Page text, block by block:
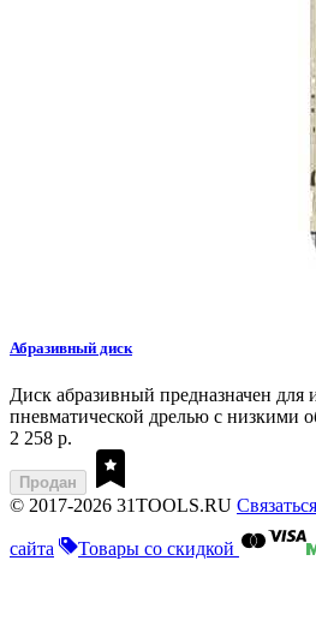
Абразивный диск
Диск абразивный предназначен для
пневматической дрелью с низкими
2 258 р.
Продан
© 2017-2026 31TOOLS.RU
сайта Товары со скидкой